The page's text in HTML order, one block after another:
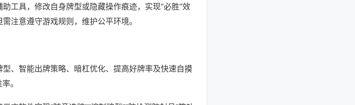
工具，修改自身牌型或隐藏操作痕迹，实现“必胜”效
注意遵守游戏规则，维护公平环境。
、智能出牌策略、暗杠优化、提高好牌率及快速自摸
。